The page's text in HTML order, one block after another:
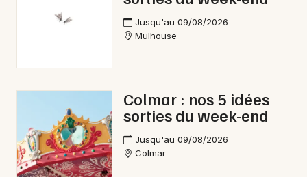
Jusqu'au 09/08/2026
Mulhouse
Colmar : nos 5 idées
sorties du week-end
Jusqu'au 09/08/2026
Colmar